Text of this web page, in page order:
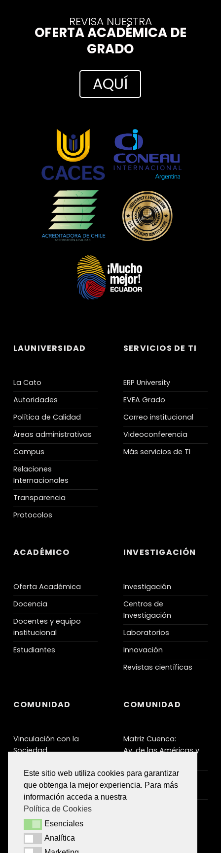
REVISA NUESTRA
OFERTA ACADÉMICA DE
GRADO
AQUÍ
LAUNIVERSIDAD
La Cato
Autoridades
Política de Calidad
Áreas administrativas
Campus
Relaciones
Internacionales
Transparencia
Protocolos
SERVICIOS DE TI
ERP University
EVEA Grado
Correo institucional
Videoconferencia
Más servicios de TI
ACADÉMICO
Oferta Académica
Docencia
Docentes y equipo
institucional
Estudiantes
INVESTIGACIÓN
Investigación
Centros de
Investigación
Laboratorios
Innovación
Revistas científicas
COMUNIDAD
Vinculación con la
Sociedad
Servicios a la
Comunidad
Unidades de
Producción
COMUNIDAD
Matriz Cuenca:
Av. de las Américas y
Teléfono:
+593 (07) 4137-150
Este sitio web utiliza cookies para garantizar
que obtenga la mejor experiencia. Para más
información acceda a nuestra
Política de Cookies
EsencialesEsenciales
AnalíticaAnalítica